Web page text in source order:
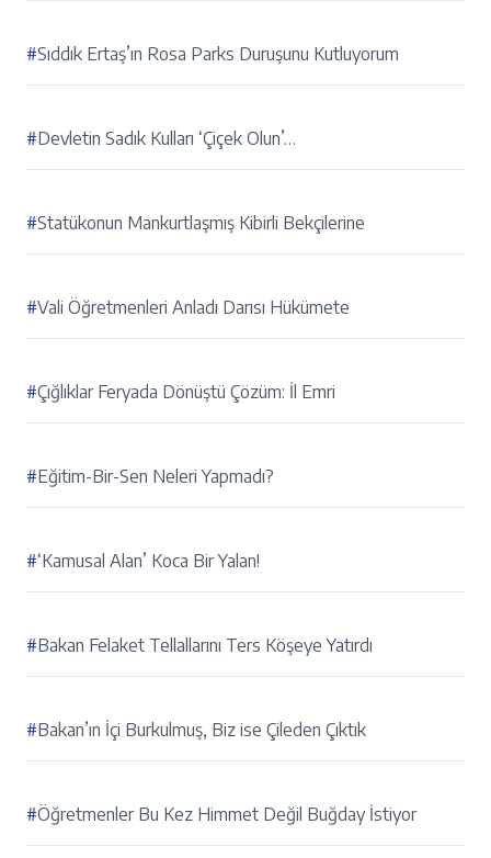
#Sıddık Ertaş’ın Rosa Parks Duruşunu Kutluyorum
#Devletin Sadık Kulları ‘Çiçek Olun’…
#Statükonun Mankurtlaşmış Kibirli Bekçilerine
#Vali Öğretmenleri Anladı Darısı Hükümete
#Çığlıklar Feryada Dönüştü Çözüm: İl Emri
#Eğitim-Bir-Sen Neleri Yapmadı?
#‘Kamusal Alan’ Koca Bir Yalan!
#Bakan Felaket Tellallarını Ters Köşeye Yatırdı
#Bakan’ın İçi Burkulmuş, Biz ise Çileden Çıktık
#Öğretmenler Bu Kez Himmet Değil Buğday İstiyor